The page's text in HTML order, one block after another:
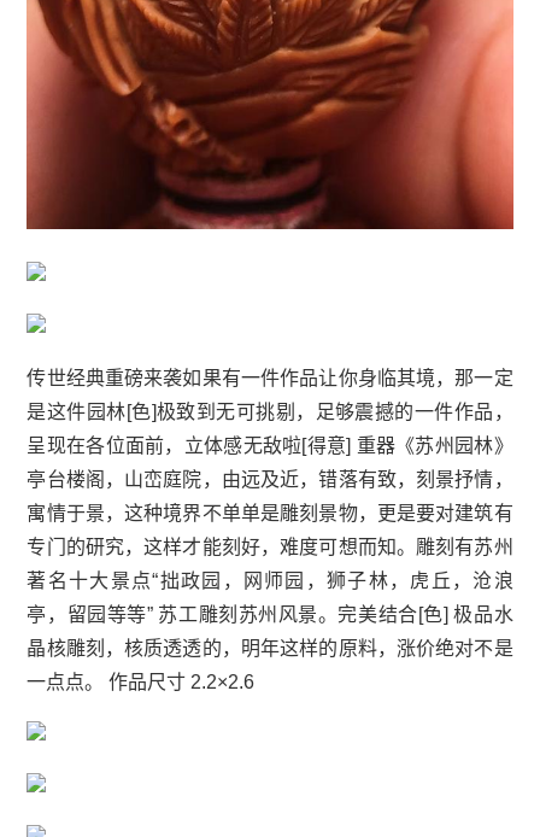
传世经典重磅来袭如果有一件作品让你身临其境，那一定
是这件园林[色]极致到无可挑剔，足够震撼的一件作品，
呈现在各位面前，立体感无敌啦[得意] 重器《苏州园林》
亭台楼阁，山峦庭院，由远及近，错落有致，刻景抒情，
寓情于景，这种境界不单单是雕刻景物，更是要对建筑有
专门的研究，这样才能刻好，难度可想而知。雕刻有苏州
著名十大景点“拙政园，网师园，狮子林，虎丘，沧浪
亭，留园等等” 苏工雕刻苏州风景。完美结合[色] 极品水
晶核雕刻，核质透透的，明年这样的原料，涨价绝对不是
一点点。 作品尺寸 2.2×2.6